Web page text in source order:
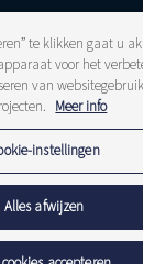
te klikken gaat u
voor het
van
Meer info
instellingen
Alles afwijzen